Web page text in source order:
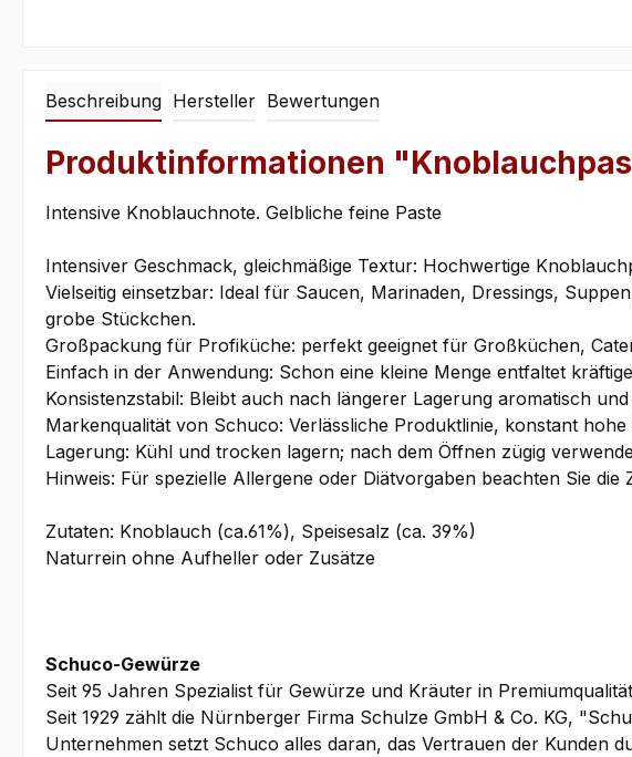
Beschreibung Hersteller Bewertungen
Produktinformationen
Intensive Knoblauchnote. Gelbliche feine Paste
Intensiver Geschmack, gleichmäßige Textur: Hochwertige
Vielseitig einsetzbar: Ideal für Saucen, Marinaden, Dressings,
grobe Stückchen.
Großpackung für Profiküche: perfekt geeignet für Großküchen,
Einfach in der Anwendung: Schon eine kleine Menge entfaltet
Konsistenzstabil: Bleibt auch nach längerer Lagerung aromatisch
Markenqualität von Schuco: Verlässliche Produktlinie, konstant
Lagerung: Kühl und trocken lagern; nach dem Öffnen zügig
Hinweis: Für spezielle Allergene oder Diätvorgaben beachten Sie die
Zutaten: Knoblauch (ca.61%), Speisesalz (ca. 39%)
Naturrein ohne Aufheller oder Zusätze
Schuco-Gewürze
Seit 95 Jahren Spezialist für Gewürze und Kräuter in
Seit 1929 zählt die Nürnberger Firma Schulze GmbH & Co. KG,
Unternehmen setzt Schuco alles daran, das Vertrauen der Kunden